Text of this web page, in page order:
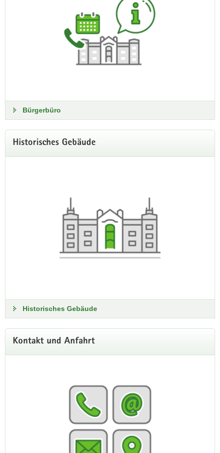
Bürgerbüro
Historisches Gebäude
Historisches Gebäude
Kontakt und Anfahrt